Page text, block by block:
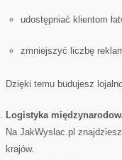
udostępniać klientom
zmniejszyć liczbę
Dzięki temu budujesz
Logistyka
Na JakWyslac.pl
krajów.